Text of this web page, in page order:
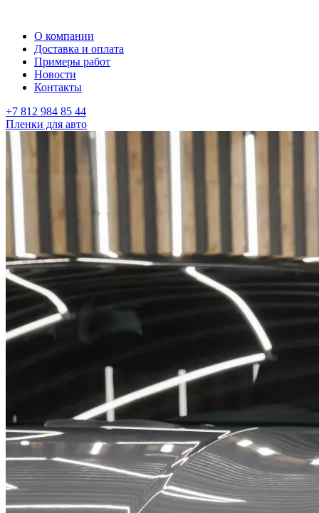
О компании
Доставка и оплата
Примеры работ
Новости
Контакты
+7 812 984 85 44
Пленки для авто